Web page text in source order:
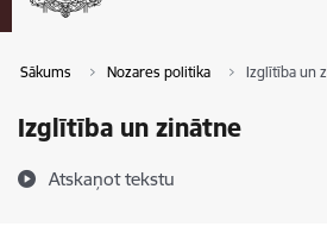
Sākums Nozares politika Izglītība un
Izglītība un zinātne
Atskaņot tekstu